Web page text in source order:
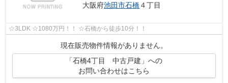
大阪府池田市石橋４丁目
☆3LDK ☆1080万円！！ ☆石橋から徒歩10分！！
現在販売物件情報がありません。
「石橋4丁目 中古戸建」への
お問い合わせはこちら